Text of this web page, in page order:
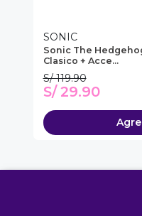
SONIC
Sonic The
Clasico + Acce...
S/ 119.90
S/ 29.90